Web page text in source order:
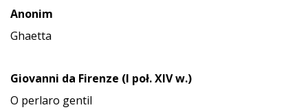
Anonim
Ghaetta
Giovanni da Firenze (I poł.XIV w.)
O perlaro gentil